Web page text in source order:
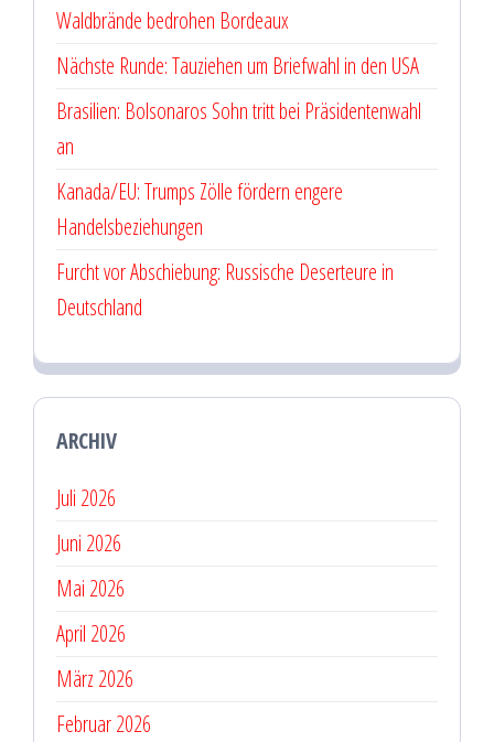
Waldbrände bedrohen Bordeaux
Nächste Runde: Tauziehen um Briefwahl in den USA
Brasilien: Bolsonaros Sohn tritt bei Präsidentenwahl
an
Kanada/EU: Trumps Zölle fördern engere
Handelsbeziehungen
Furcht vor Abschiebung: Russische Deserteure in
Deutschland
ARCHIV
Juli 2026
Juni 2026
Mai 2026
April 2026
März 2026
Februar 2026